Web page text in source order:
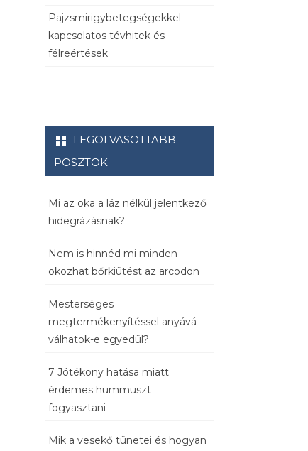
Pajzsmirigybetegségekkel
kapcsolatos tévhitek és
félreértések
LEGOLVASOTTABB
POSZTOK
Mi az oka a láz nélkül jelentkező
hidegrázásnak?
Nem is hinnéd mi minden
okozhat bőrkiütést az arcodon
Mesterséges
megtermékenyítéssel anyává
válhatok-e egyedül?
7 Jótékony hatása miatt
érdemes hummuszt
fogyasztani
Mik a vesekő tünetei és hogyan